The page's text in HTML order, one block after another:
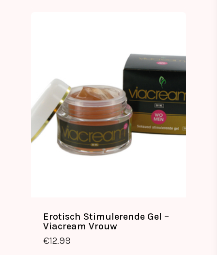
Erotisch Stimulerende Gel –
Viacream Vrouw
€12.99
€12.99